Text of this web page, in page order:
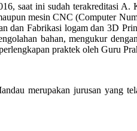
saat ini sudah terakreditasi
mesin CNC (Computer
dan Fabrikasi logam dan 3D
bahan, mengukur
praktek oleh Guru
merupakan jurusan yang